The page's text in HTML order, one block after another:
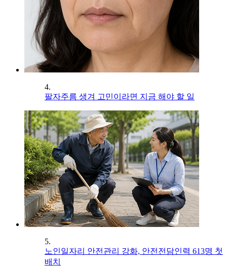
4.
팔자주름 생겨 고민이라면 지금 해야 할 일
5.
노인일자리 안전관리 강화, 안전전담인력 613명 첫
배치